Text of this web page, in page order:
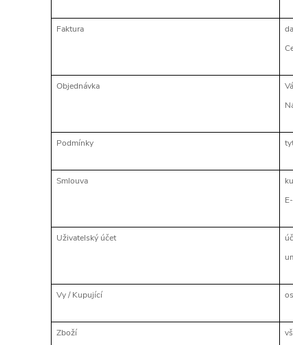
Faktura
Objednávka
Podmínky
Smlouva
Uživatelský účet
Vy / Kupující
Zboží